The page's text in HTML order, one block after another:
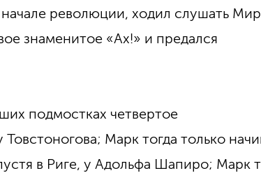
революции, ходил слушать
знаменитое «Ах!» и предался
подмостках четвертое
Марк тогда только
в Риге, у Адольфа Шапиро; Марк